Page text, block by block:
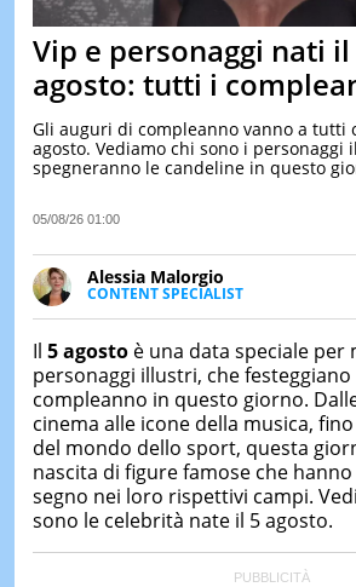
Vip e personaggi nati il
agosto: tutti i
Gli auguri di compleanno vanno a tutti
agosto. Vediamo chi sono i personaggi
spegneranno le candeline in questo
05/08/26 01:00
Alessia Malorgio
CONTENT SPECIALIST
Ha conseguito un Master in
occupa della creazione di
dello sviluppo di strategie
canali digitali.
Il 5 agostoè una data speciale per
personaggi illustri, che
compleanno in questo giorno.
cinema alle icone della musica,
del mondo dello sport, questa
nascita di figure famose che
segno nei loro rispettivi campi.
sono le celebrità nate il 5 agosto.